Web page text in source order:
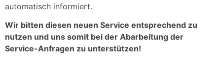
automatisch informiert.
Wir bitten diesen neuen Service entsprechend zu
nutzen und uns somit bei der Abarbeitung der
Service-Anfragen zu unterstützen!